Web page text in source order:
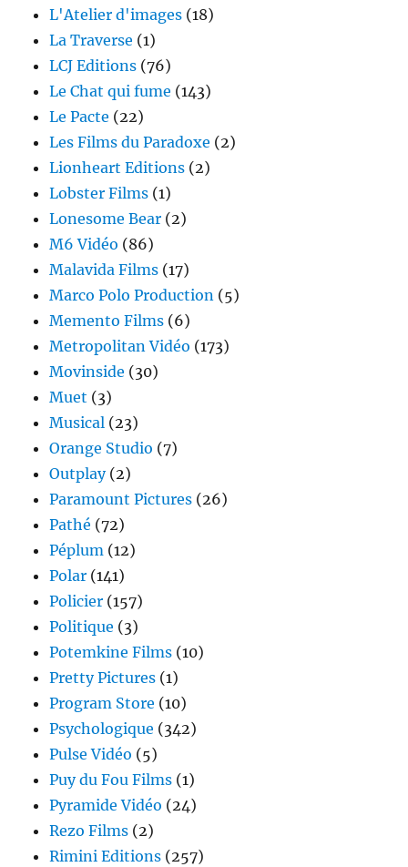
L'Atelier d'images (18)
La Traverse (1)
LCJ Editions (76)
Le Chat qui fume (143)
Le Pacte (22)
Les Films du Paradoxe (2)
Lionheart Editions (2)
Lobster Films (1)
Lonesome Bear (2)
M6 Vidéo (86)
Malavida Films (17)
Marco Polo Production (5)
Memento Films (6)
Metropolitan Vidéo (173)
Movinside (30)
Muet (3)
Musical (23)
Orange Studio (7)
Outplay(2)
Paramount Pictures (26)
Pathé (72)
Péplum (12)
Polar (141)
Policier (157)
Politique (3)
Potemkine Films (10)
Pretty Pictures (1)
Program Store (10)
Psychologique (342)
Pulse Vidéo (5)
Puy du Fou Films (1)
Pyramide Vidéo (24)
Rezo Films (2)
Rimini Editions (257)